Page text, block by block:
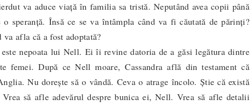
va aduce viață în familia sa tristă. Neputând avea copii până
o speranță. Însă ce se va întâmpla când va fi căutată de părinți?
afla că a fost adoptată?
nepoata lui Nell. Ei îi revine datoria de a găsi legătura dintre
femei. După ce Nell moare, Cassandra află din testament că
Nu dorește să o vândă. Ceva o atrage încolo. Știe că există
să afle adevărul despre bunica ei, Nell. Vrea să afle detalii